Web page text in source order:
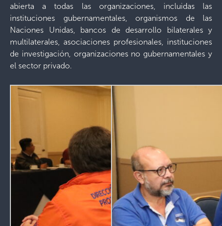
abierta a todas las organizaciones, incluidas las
instituciones gubernamentales, organismos de las
Naciones Unidas, bancos de desarrollo bilaterales y
multilaterales, asociaciones profesionales, instituciones
de investigación, organizaciones no gubernamentales y
el sector privado.